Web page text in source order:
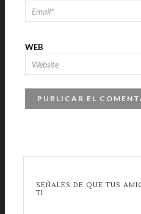
WEB
SEÑALES DE QUE TUS
TI